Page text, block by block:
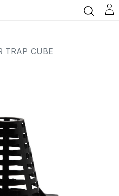
TRAP CUBE